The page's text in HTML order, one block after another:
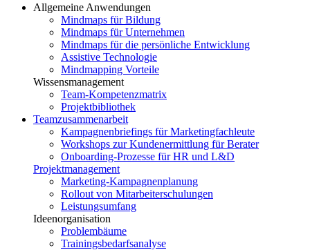
Allgemeine Anwendungen
Mindmaps für Bildung
Mindmaps für Unternehmen
Mindmaps für die persönliche Entwicklung
Assistive Technologie
Mindmapping Vorteile
Wissensmanagement
Team-Kompetenzmatrix
Projektbibliothek
Teamzusammenarbeit
Kampagnenbriefings für Marketingfachleute
Workshops zur Kundenermittlung für Berater
Onboarding-Prozesse für HR und L&D
Projektmanagement
Marketing-Kampagnenplanung
Rollout von Mitarbeiterschulungen
Leistungsumfang
Ideenorganisation
Problembäume
Trainingsbedarfsanalyse